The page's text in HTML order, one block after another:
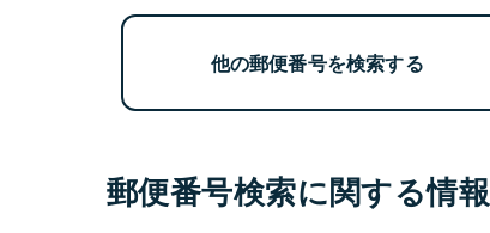
他の郵便番号を検索する
郵便番号検索に関する情報